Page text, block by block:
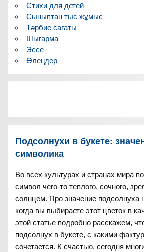
Стихи для детей
Сыныптан тыс жұмыс
Тәрбие сағаты
Шығарма
Эссе
Өлеңдер
Подсолнухи в букете:
символика
Во всех культурах и странах мира
символ чего-то теплого, сочного,
солнцем. Про значение подсолнуха
когда вы выбираете этот цветок в
этой статье подробно расскажем,
подсолнух в букете, с какими
сочетается. К счастью, сегодня